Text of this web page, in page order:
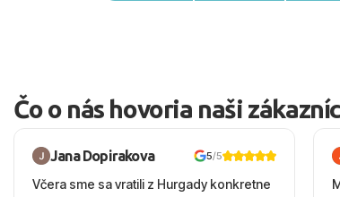
Čo o nás hovoria naši
Jana Dopirakova 5/5
Včera sme sa vratili z Hurgady konkretne